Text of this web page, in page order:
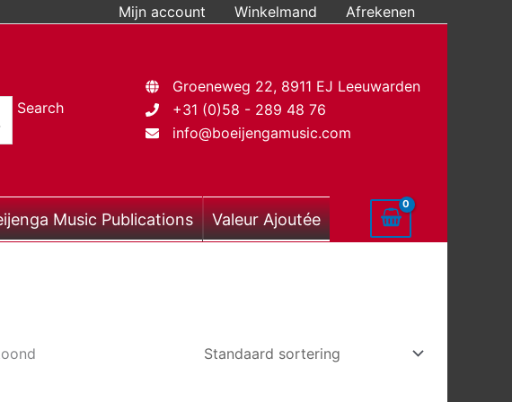
Mijn account Winkelmand Afrekenen
Groeneweg 22, 8911 EJ Leeuwarden
+31 (0)58 - 289 48 76
info@boeijengamusic.com
Music Publications Valeur Ajoutée